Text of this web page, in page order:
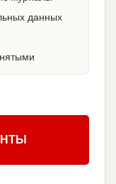
данных